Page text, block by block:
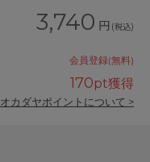
3,740 円 (税込)
会員登録(無料)
170pt獲得
オカダヤポイントについて >